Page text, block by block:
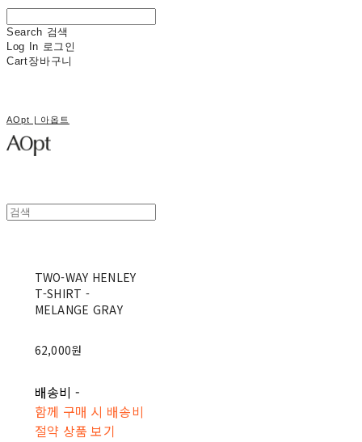
Search 검색
Log In 로그인
Cart장바구니
AOpt | 아옵트
TWO-WAY HENLEY
T-SHIRT -
MELANGE GRAY
62,000원
배송비 -
함께 구매 시 배송비
절약 상품 보기